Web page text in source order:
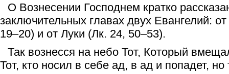
О Вознесении Господнем кратко
заключительных главах двух Евангелий:
19–20) и от Луки (Лк. 24, 50–53).
Так вознесся на небо Тот, Который
Тот, кто носил в себе ад, в ад и попадет, но